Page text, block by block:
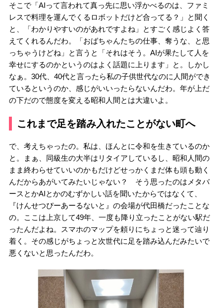
そこで「AIって言われて真っ先に思い浮かべるのは、ファミ
レスで料理を運んでくるロボットだけど合ってる？」と聞く
と、「わかりやすいのがあれですよね」とすごく感じよく答
えてくれるんだわ。「おばちゃんたちの仕事、奪うな、と思
っちゃうけどね」と言うと「それはそう。AIが果たして人を
幸せにするのかというのはよく話題に上ります」と。しかし
なぁ。30代、40代と言ったら私の子供世代なのに人間ができ
ているというのか、感じがいいったらないんだわ。年が上だ
の下だので態度を変える昭和人間とは大違いよ。
これまで足を踏み入れたことがない町へ
で、考えちゃったの。私は、ほんとに令和を生きているのか
と。まぁ、同級生の大半はリタイアしているし、昭和人間の
まま終わらせていいのかもだけどせっかくまだ体も頭も動く
んだからあがいてみたいじゃない？ そう思ったのはメタバ
ースとかAIとかのむずかしい話を聞いたからではなくて、
『けんせつぴーあーるないと』の会場が代田橋だったことな
の。ここは上京して49年、一度も降り立ったことがない駅だ
ったんだよね。スマホのマップを頼りにちょっと迷って辿り
着く。その感じがちょっと次世代に足を踏み込んだみたいで
悪くないと思ったんだわ。